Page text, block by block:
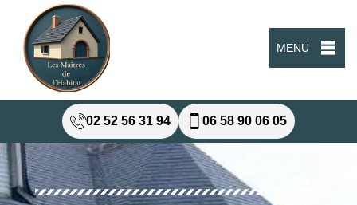
MENU
02 52 56 31 94 06 58 90 06 05